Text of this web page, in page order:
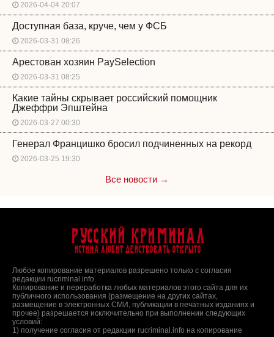
2026-04-04 20:07
Доступная база, круче, чем у ФСБ
2026-03-31 08:26
Арестован хозяин PaySelection
2026-03-31 08:25
Какие тайны скрывает российский помощник
Джеффри Эпштейна
2026-03-27 00:30
Генерал Францишко бросил подчиненных на рекорд
2026-03-25 19:30
Все новости →
Русский Криминал
Истина любит действовать открыто
Любое копирование материалов разрешено только с согласия
редакции rucriminal.info.
Копирование и переработка любых материалов этого сайта для их
публичного использования (размещение на других сайтах,
размещение в электронных СМИ, публикации в печатных изданиях и
прочее) разрешается исключительно при выполнении следующих
условий:
1) получение согласия от редакции rucriminal.info на копирование